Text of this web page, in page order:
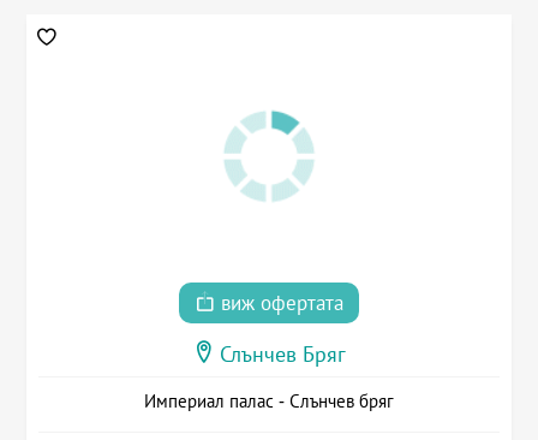
виж офертата
Слънчев Бряг
Империал палас - Слънчев бряг